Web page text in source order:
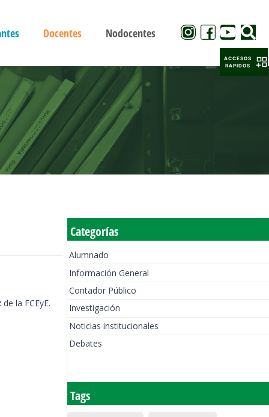
Docentes Nodocentes
la FCEyE.
Categorías
Alumnado
Información General
Contador Público
Investigación
Noticias institucionales
Debates
Tags
ACCESOS
RAPIDOS